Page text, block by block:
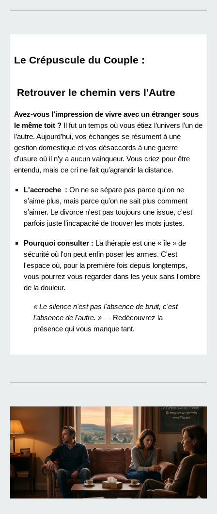
Le Crépuscule du Couple :
Retrouver le chemin vers l'Autre
Avez-vous l’impression de vivre avec un étranger sous
le même toit ? Il fut un temps où vous étiez l’univers l’un de
l’autre. Aujourd’hui, vos échanges se résument à une
gestion domestique et vos désaccords à une guerre
d’usure où il n’y a aucun vainqueur. Vous criez pour être
entendu, mais ce cri ne fait qu'agrandir la distance.
L'accroche : On ne se sépare pas parce qu'on ne
s'aime plus, mais parce qu'on ne sait plus comment
s'aimer. Le divorce n'est pas toujours une issue, c'est
parfois juste l'incapacité de trouver les mots justes.
Pourquoi consulter : La thérapie est une « île » de
sécurité où l'on peut enfin poser les armes. C'est
l'espace où, pour la première fois depuis longtemps,
vous pourrez vous regarder dans les yeux sans l'ombre
de la douleur.
« Le silence n'est pas l'absence de bruit, c'est
l'absence de l'autre. » — Redécouvrez la
présence qui vous manque tant.